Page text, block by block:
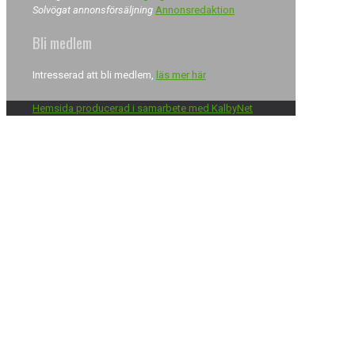
Solvögat annonsförsäljning Annonsredaktion
Bli medlem
Intresserad att bli medlem, läs mer här
Hemsida producerad i samarbete med KalbyNet